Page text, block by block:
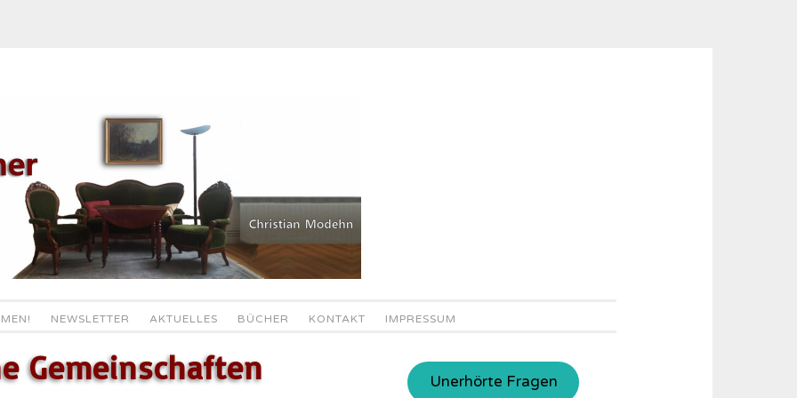
NEWSLETTER AKTUELLES BÜCHER KONTAKT IMPRESSUM
Gemeinschaften Unerhörte Fragen